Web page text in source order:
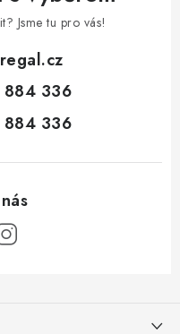
Jsme tu pro vás!
336
336